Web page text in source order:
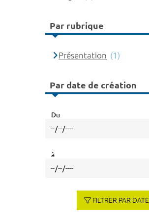
Par rubrique
Présentation (1)
Par date de création
Du
à
FILTRER PAR DATE